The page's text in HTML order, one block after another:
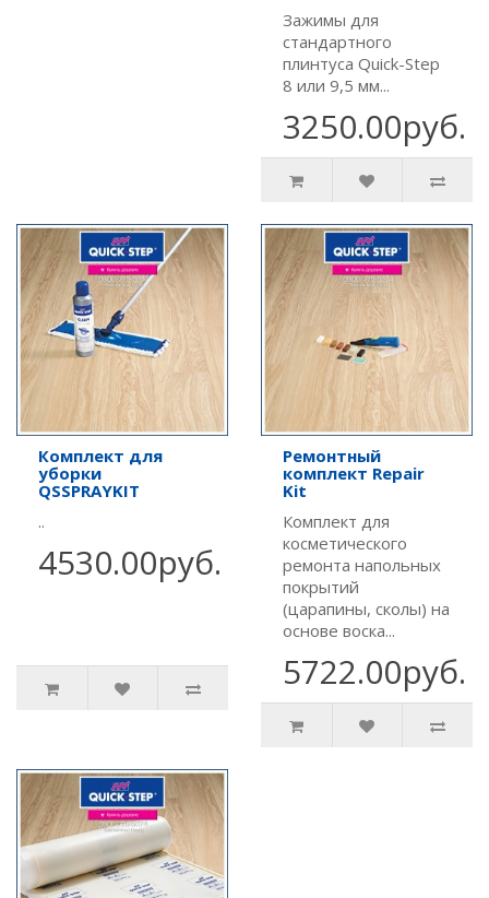
Зажимы для
стандартного
плинтуса Quick-Step
8 или 9,5 мм...
3250.00руб.
Комплект для
уборки
QSSPRAYKIT
..
4530.00руб.
Ремонтный
комплект Repair
Kit
Комплект для
косметического
ремонта напольных
покрытий
(царапины, сколы) на
основе воска...
5722.00руб.